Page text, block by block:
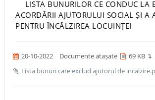
LISTA BUNURILOR CE CONDUC LA
ACORDĂRII AJUTORULUI SOCIAL ȘI A
PENTRU ÎNCĂLZIREA LOCUINȚEI
20-10-2022 Documente atașate
69 KB ↴
Lista bunuri care exclud ajutorul de